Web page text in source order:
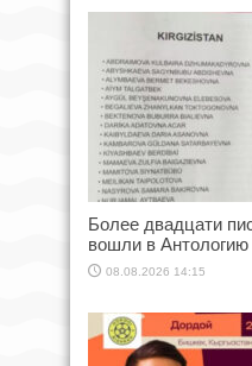
Более двадцати
вошли в Антологию
08.08.2026 14:15